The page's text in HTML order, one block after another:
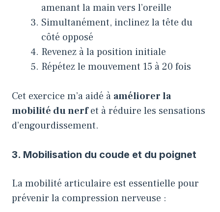
amenant la main vers l’oreille
Simultanément, inclinez la tête du
côté opposé
Revenez à la position initiale
Répétez le mouvement 15 à 20 fois
Cet exercice m’a aidé à améliorer la
mobilité du nerfet à réduire les sensations
d’engourdissement.
3. Mobilisation du coude et du poignet
La mobilité articulaire est essentielle pour
prévenir la compression nerveuse :